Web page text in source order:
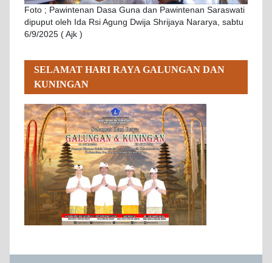
Foto ; Pawintenan Dasa Guna dan Pawintenan Saraswati
dipuput oleh Ida Rsi Agung Dwija Shrijaya Nararya, sabtu
6/9/2025 ( Ajk )
SELAMAT HARI RAYA GALUNGAN DAN
KUNINGAN